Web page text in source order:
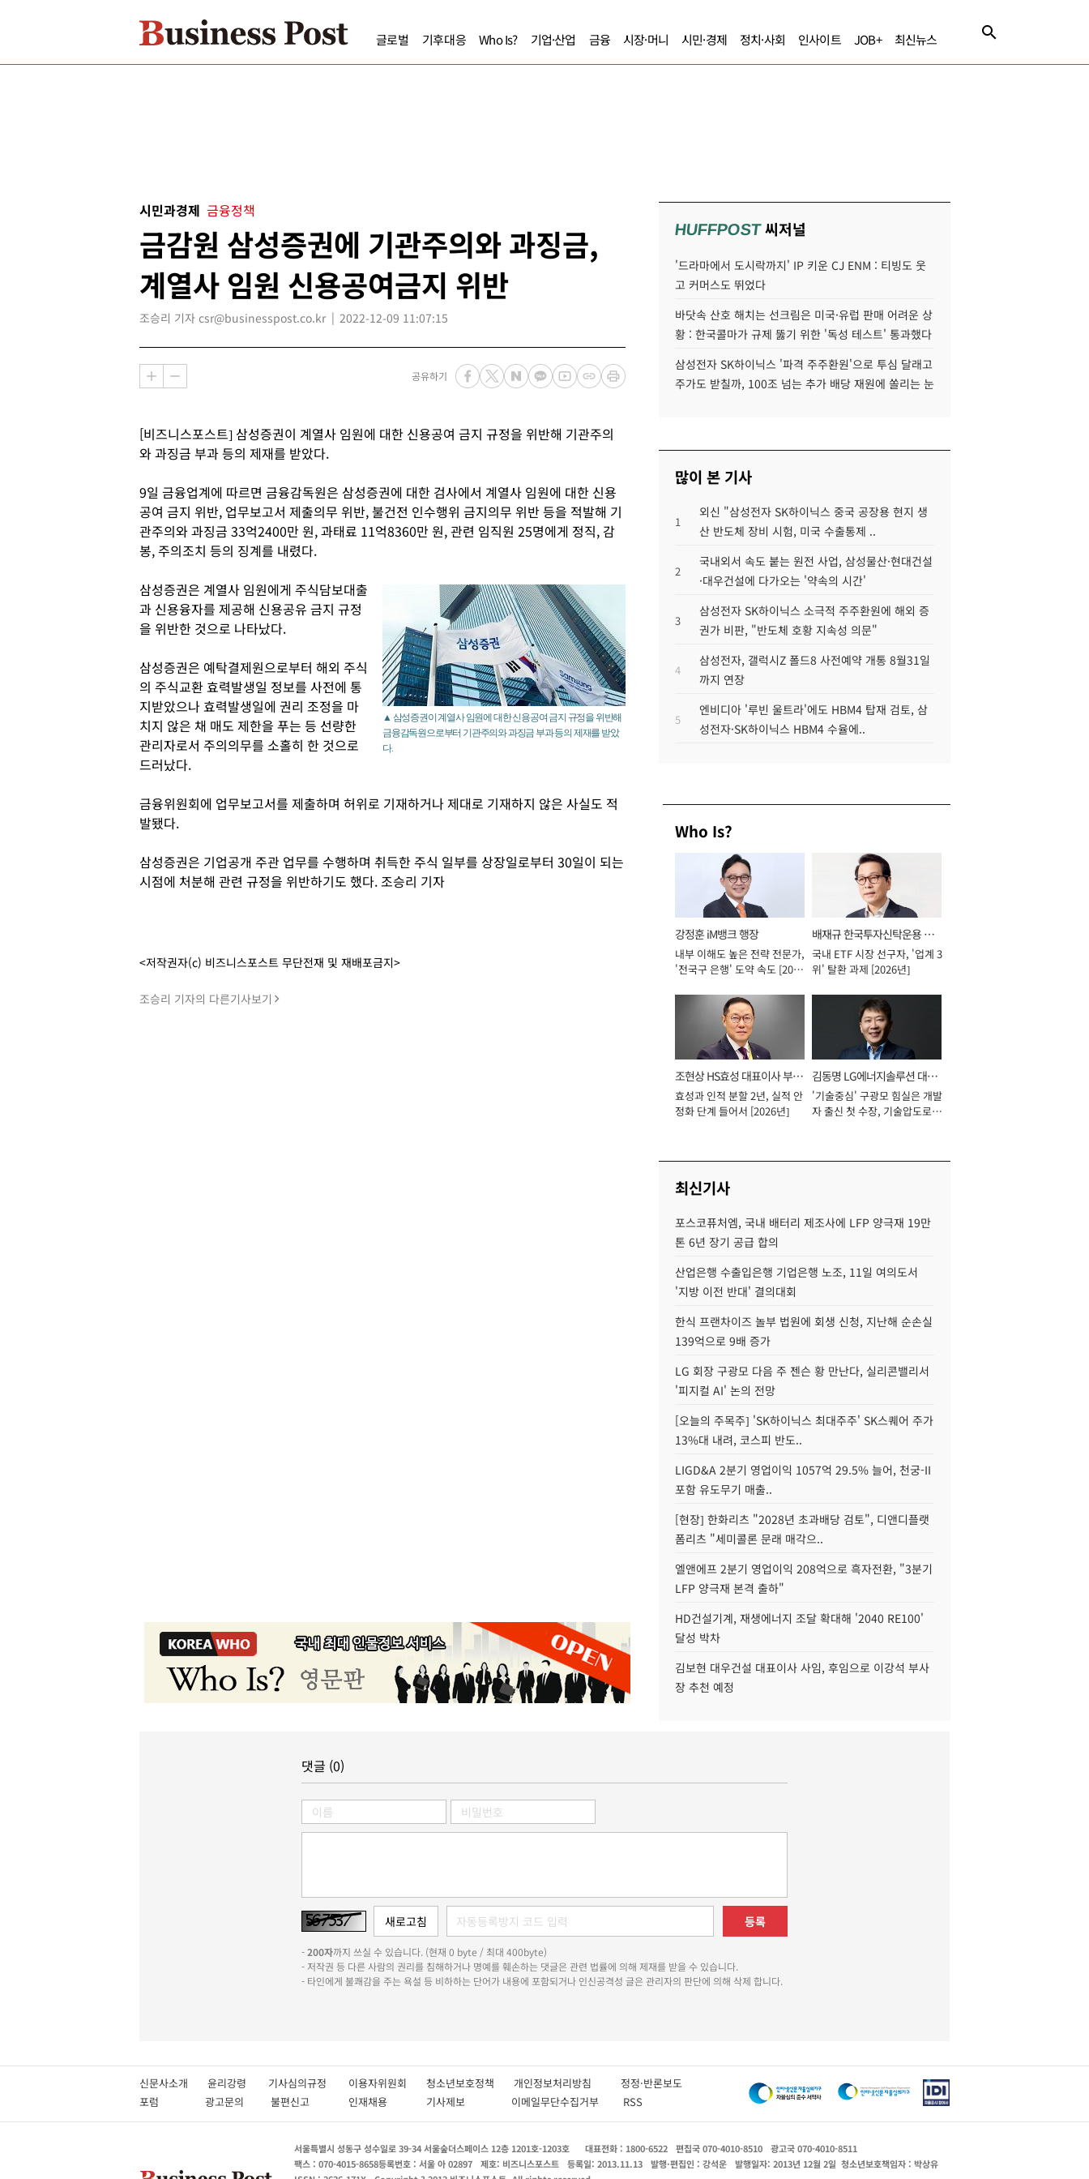
글로벌 기후대응 Who Is? 기업·산업 금융 시장·머니 시민·경제 정치·사회 인사이트 JOB+ 최신뉴스
시민과경제 금융정책
금감원 삼성증권에 기관주의와 과징금,
계열사 임원 신용공여금지 위반
조승리 기자 csr@businesspost.co.kr 2022-12-09 11:07:15
공유하기
[비즈니스포스트] 삼성증권이 계열사 임원에 대한 신용공여 금지 규정을 위반해 기관주의
와 과징금 부과 등의 제재를 받았다.
9일 금융업계에 따르면 금융감독원은 삼성증권에 대한 검사에서 계열사 임원에 대한 신용
공여 금지 위반, 업무보고서 제출의무 위반, 불건전 인수행위 금지의무 위반 등을 적발해 기
관주의와 과징금 33억2400만 원, 과태료 11억8360만 원, 관련 임직원 25명에게 정직, 감
봉, 주의조치 등의 징계를 내렸다.
▲ 삼성증권이 계열사 임원에 대한 신용공여 금지 규정을 위반해
금융감독원으로부터 기관주의와 과징금 부과 등의 제재를 받았
다.
삼성증권은 계열사 임원에게 주식담보대출
과 신용융자를 제공해 신용공유 금지 규정
을 위반한 것으로 나타났다.
삼성증권은 예탁결제원으로부터 해외 주식
의 주식교환 효력발생일 정보를 사전에 통
지받았으나 효력발생일에 권리 조정을 마
치지 않은 채 매도 제한을 푸는 등 선량한
관리자로서 주의의무를 소홀히 한 것으로
드러났다.
금융위원회에 업무보고서를 제출하며 허위로 기재하거나 제대로 기재하지 않은 사실도 적
발됐다.
삼성증권은 기업공개 주관 업무를 수행하며 취득한 주식 일부를 상장일로부터 30일이 되는
시점에 처분해 관련 규정을 위반하기도 했다. 조승리 기자
<저작권자(c) 비즈니스포스트 무단전재 및 재배포금지>
조승리 기자의 다른기사보기
HUFFPOST씨저널
'드라마에서 도시락까지' IP 키운 CJ ENM : 티빙도 웃
고 커머스도 뛰었다
바닷속 산호 해치는 선크림은 미국·유럽 판매 어려운 상
황 : 한국콜마가 규제 뚫기 위한 '독성 테스트' 통과했다
삼성전자 SK하이닉스 '파격 주주환원'으로 투심 달래고
주가도 받칠까, 100조 넘는 추가 배당 재원에 쏠리는 눈
많이 본 기사
1
외신 "삼성전자 SK하이닉스 중국 공장용 현지 생
산 반도체 장비 시험, 미국 수출통제 ..
2
국내외서 속도 붙는 원전 사업, 삼성물산·현대건설
·대우건설에 다가오는 '약속의 시간'
3
삼성전자 SK하이닉스 소극적 주주환원에 해외 증
권가 비판, "반도체 호황 지속성 의문"
4
삼성전자, 갤럭시Z 폴드8 사전예약 개통 8월31일
까지 연장
5
엔비디아 '루빈 울트라'에도 HBM4 탑재 검토, 삼
성전자·SK하이닉스 HBM4 수율에..
Who Is?
강정훈 iM뱅크 행장
내부 이해도 높은 전략 전문가,
'전국구 은행' 도약 속도 [2026
배재규 한국투자신탁운용 대
표이사 사장
국내 ETF 시장 선구자, '업계 3
위' 탈환 과제 [2026년]
조현상 HS효성 대표이사 부회
장
효성과 인적 분할 2년, 실적 안
정화 단계 들어서 [2026년]
김동명 LG에너지솔루션 대표
이사 사장
'기술중심' 구광모 힘실은 개발
자 출신 첫 수장, 기술압도로
최신기사
포스코퓨처엠, 국내 배터리 제조사에 LFP 양극재 19만
톤 6년 장기 공급 합의
산업은행 수출입은행 기업은행 노조, 11일 여의도서
'지방 이전 반대' 결의대회
한식 프랜차이즈 놀부 법원에 회생 신청, 지난해 순손실
139억으로 9배 증가
LG 회장 구광모 다음 주 젠슨 황 만난다, 실리콘밸리서
'피지컬 AI' 논의 전망
[오늘의 주목주] 'SK하이닉스 최대주주' SK스퀘어 주가
13%대 내려, 코스피 반도..
LIGD&A 2분기 영업이익 1057억 29.5% 늘어, 천궁-II
포함 유도무기 매출..
[현장] 한화리츠 "2028년 초과배당 검토", 디앤디플랫
폼리츠 "세미콜론 문래 매각으..
엘앤에프 2분기 영업이익 208억으로 흑자전환, "3분기
LFP 양극재 본격 출하"
HD건설기계, 재생에너지 조달 확대해 '2040 RE100'
달성 박차
김보현 대우건설 대표이사 사임, 후임으로 이강석 부사
장 추천 예정
댓글 (0)
등록
-200자까지 쓰실 수 있습니다. (현재 0 byte / 최대 400byte)
- 저작권 등 다른 사람의 권리를 침해하거나 명예를 훼손하는 댓글은 관련 법률에 의해 제재를 받을 수 있습니다.
- 타인에게 불쾌감을 주는 욕설 등 비하하는 단어가 내용에 포함되거나 인신공격성 글은 관리자의 판단에 의해 삭제 합니다.
신문사소개 윤리강령 기사심의규정 이용자위원회 청소년보호정책 개인정보처리방침 정정·반론보도
포럼
광고문의 불편신고 인재채용 기사제보 이메일무단수집거부 RSS
서울특별시 성동구 성수일로 39-34 서울숲더스페이스 12층 1201호-1203호 대표전화 : 1800-6522 편집국 070-4010-8510
광고국 070-4010-8511
팩스 : 070-4015-8658등록번호 : 서울 아 02897 제호: 비즈니스포스트 등록일: 2013.11.13 발행·편집인 : 강석운 발행일자: 2013년 12월 2일 청소년보호책임자 : 박상유